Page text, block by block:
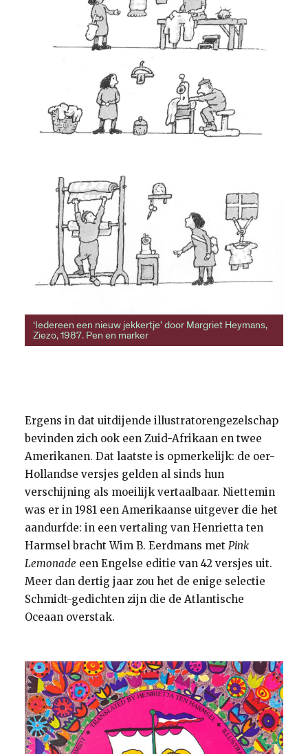
‘Iedereen een nieuw jekkertje’ door Margriet Heymans,
Ziezo, 1987. Pen en marker
Ergens in dat uitdijende illustratorengezelschap
bevinden zich ook een Zuid-Afrikaan en twee
Amerikanen. Dat laatste is opmerkelijk: de oer-
Hollandse versjes gelden al sinds hun
verschijning als moeilijk vertaalbaar. Niettemin
was er in 1981 een Amerikaanse uitgever die het
aandurfde: in een vertaling van Henrietta ten
Harmsel bracht Wim B. Eerdmans met Pink
Lemonade een Engelse editie van 42 versjes uit.
Meer dan dertig jaar zou het de enige selectie
Schmidt-gedichten zijn die de Atlantische
Oceaan overstak.